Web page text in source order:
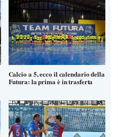
Calcio a 5, ecco il calendario della
Futura: la prima è in trasferta